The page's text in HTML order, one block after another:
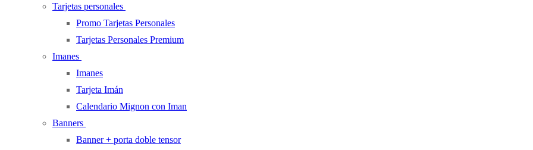
Tarjetas personales
Promo Tarjetas Personales
Tarjetas Personales Premium
Imanes
Imanes
Tarjeta Imán
Calendario Mignon con Iman
Banners
Banner + porta doble tensor